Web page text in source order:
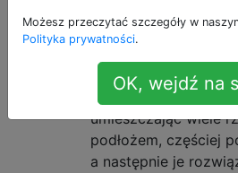
która zyskała dużą
że ludzka stopa
bardzo skuteczną w
umieszczając wiele
podłożem, częściej
a następnie je
Możesz przeczytać szczegóły w
Polityka prywatności.
OK, wejdź na